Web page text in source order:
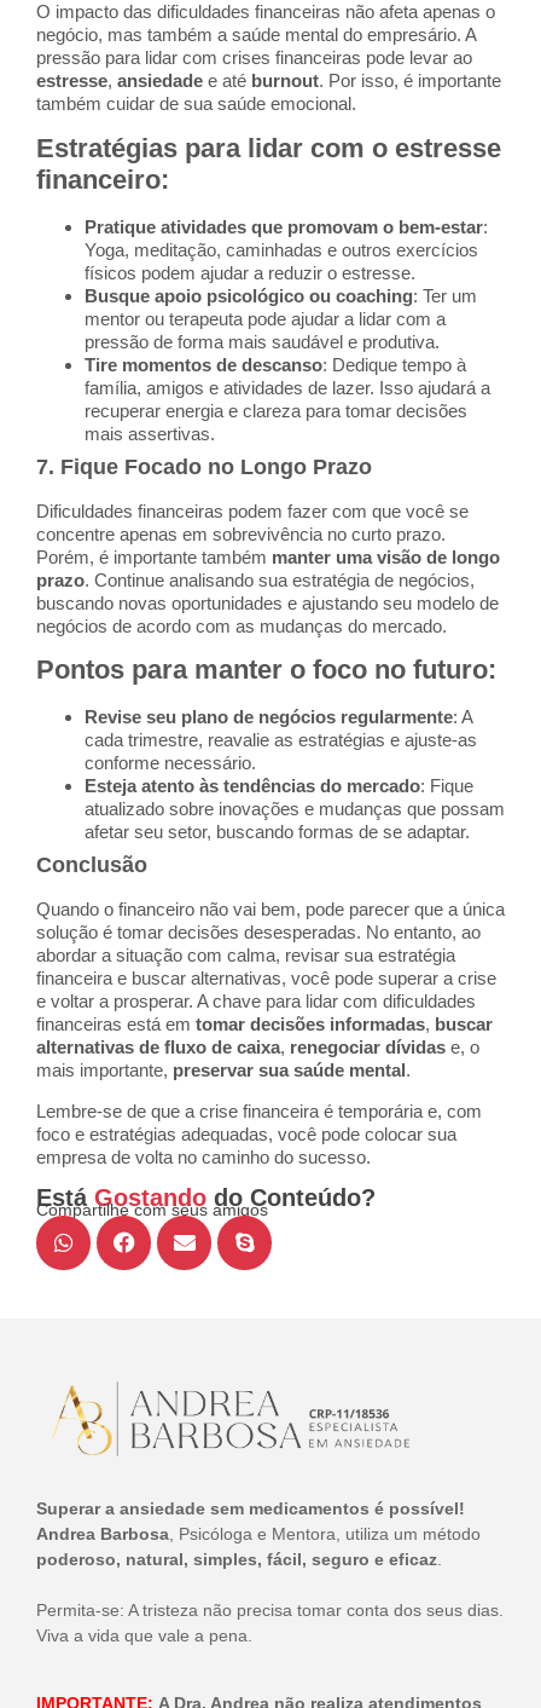
O impacto das dificuldades financeiras não afeta apenas o
negócio, mas também a saúde mental do empresário. A
pressão para lidar com crises financeiras pode levar ao
estresse, ansiedade e até burnout. Por isso, é importante
também cuidar de sua saúde emocional.
Estratégias para lidar com o estresse
financeiro:
Pratique atividades que promovam o bem-estar:
Yoga, meditação, caminhadas e outros exercícios
físicos podem ajudar a reduzir o estresse.
Busque apoio psicológico ou coaching: Ter um
mentor ou terapeuta pode ajudar a lidar com a
pressão de forma mais saudável e produtiva.
Tire momentos de descanso: Dedique tempo à
família, amigos e atividades de lazer. Isso ajudará a
recuperar energia e clareza para tomar decisões
mais assertivas.
7. Fique Focado no Longo Prazo
Dificuldades financeiras podem fazer com que você se
concentre apenas em sobrevivência no curto prazo.
Porém, é importante também manter uma visão de longo
prazo. Continue analisando sua estratégia de negócios,
buscando novas oportunidades e ajustando seu modelo de
negócios de acordo com as mudanças do mercado.
Pontos para manter o foco no futuro:
Revise seu plano de negócios regularmente: A
cada trimestre, reavalie as estratégias e ajuste-as
conforme necessário.
Esteja atento às tendências do mercado: Fique
atualizado sobre inovações e mudanças que possam
afetar seu setor, buscando formas de se adaptar.
Conclusão
Quando o financeiro não vai bem, pode parecer que a única
solução é tomar decisões desesperadas. No entanto, ao
abordar a situação com calma, revisar sua estratégia
financeira e buscar alternativas, você pode superar a crise
e voltar a prosperar. A chave para lidar com dificuldades
financeiras está em tomar decisões informadas, buscar
alternativas de fluxo de caixa, renegociar dívidas e, o
mais importante, preservar sua saúde mental.
Lembre-se de que a crise financeira é temporária e, com
foco e estratégias adequadas, você pode colocar sua
empresa de volta no caminho do sucesso.
Está Gostando do Conteúdo?
Compartilhe com seus amigos
Superar a ansiedade sem medicamentos é possível!
Andrea Barbosa , Psicóloga e Mentora, utiliza um método
poderoso, natural, simples, fácil, seguro e eficaz
Permita-se: A tristeza não precisa tomar conta dos seus dias.
Viva a vida que vale a pena.
IMPORTANTE: A Dra. Andrea não realiza atendimentos